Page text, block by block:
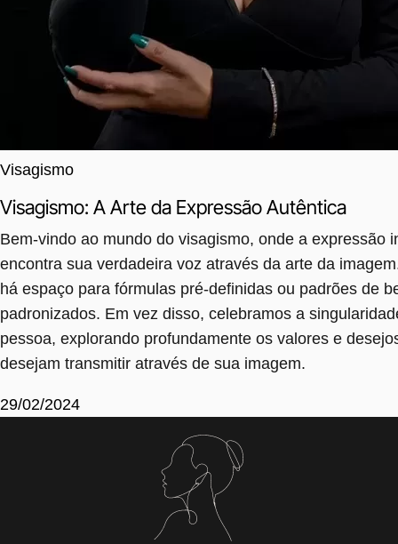
Visagismo
Visagismo: A Arte da Expressão Autêntica
Bem-vindo ao mundo do visagismo, onde a expressão
encontra sua verdadeira voz através da arte da
há espaço para fórmulas pré-definidas ou padrões de
padronizados. Em vez disso, celebramos a
pessoa, explorando profundamente os valores e
desejam transmitir através de sua imagem.
29/02/2024